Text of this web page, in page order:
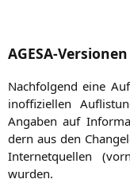
AGESA-
Nach­fol­gend eine
inof­fi­zi­el­len
Anga­ben auf
dern aus den
Inter­net­quel­len
wurden.